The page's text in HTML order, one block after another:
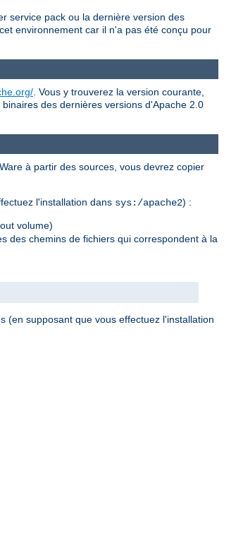
service pack ou la dernière version des
environnement car il n'a pas été conçu pour
. Vous y trouverez la version courante,
des dernières versions d'Apache 2.0
à partir des sources, vous devrez copier
l'installation dans sys:/apache2) :
volume)
des chemins de fichiers qui correspondent à la
(en supposant que vous effectuez l'installation